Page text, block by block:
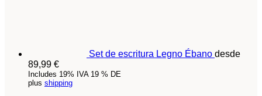
Set de escritura Legno Ébano desde
89,99 €
Includes 19% IVA 19 % DE
plus shipping